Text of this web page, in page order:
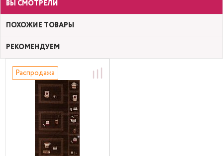
ВЫ СМОТРЕЛИ
ПОХОЖИЕ ТОВАРЫ
РЕКОМЕНДУЕМ
Распродажа